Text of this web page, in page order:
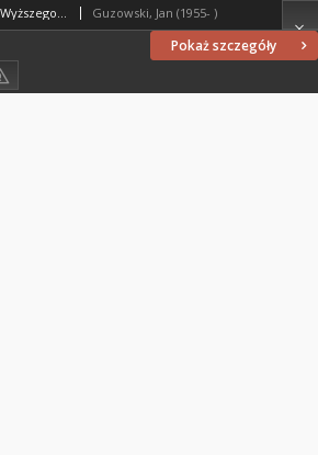
Pokaż szczegóły
Absolwenci Warmińskiego Wyższego Seminarium Duchownego "Hosianum" w Olsztynie w latach 1949/50-1993 Guzowski, Jan (1955- )